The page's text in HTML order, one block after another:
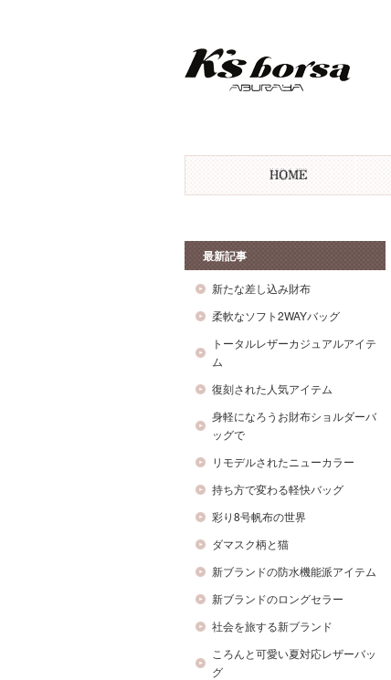
最新記事
新たな差し込み財布
柔軟なソフト2WAYバッグ
トータルレザーカジュアルアイテ
ム
復刻された人気アイテム
身軽になろうお財布ショルダーバ
ッグで
リモデルされたニューカラー
持ち方で変わる軽快バッグ
彩り8号帆布の世界
ダマスク柄と猫
新ブランドの防水機能派アイテム
新ブランドのロングセラー
社会を旅する新ブランド
ころんと可愛い夏対応レザーバッ
グ